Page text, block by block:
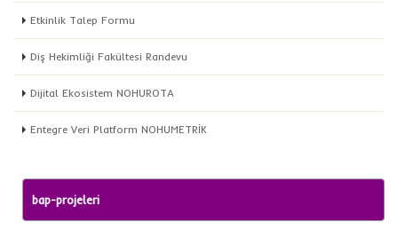
Etkinlik Talep Formu
Diş Hekimliği Fakültesi Randevu
Dijital Ekosistem NOHUROTA
Entegre Veri Platform NOHUMETRİK
bap-projeleri